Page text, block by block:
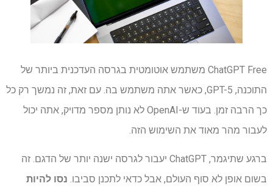
ChatGPT Free משתמש אוטומטית בגרסה העדכנית ביותר של
התוכנה, GPT-5, כאשר אתה משתמש בה. עם זאת, זה נמשך רק כל
כך הרבה זמן. בעוד ש-OpenAI לא נותן מספר מדויק, אתה יכול
לעבור מהר מאוד את השימוש הזה.
ברגע שתיגמר, ChatGPT יעבור לגרסה ישנה יותר של הדגם. זה
בשום אופן לא סוף העולם, אבל כדאי לתכנן סביבו. נסו להיות